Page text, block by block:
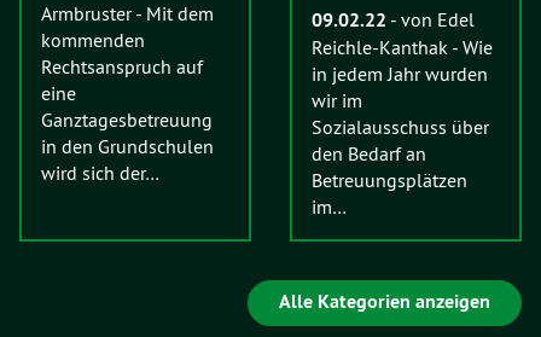
Armbruster- Mit dem
kommenden
Rechtsanspruch auf
eine
Ganztagesbetreuung
in den Grundschulen
wird sich der…
09.02.22 - von Edel
Reichle-Kanthak - Wie
in jedem Jahr wurden
wir im
Sozialausschuss über
den Bedarf an
Betreuungsplätzen
im…
Alle Kategorien anzeigen